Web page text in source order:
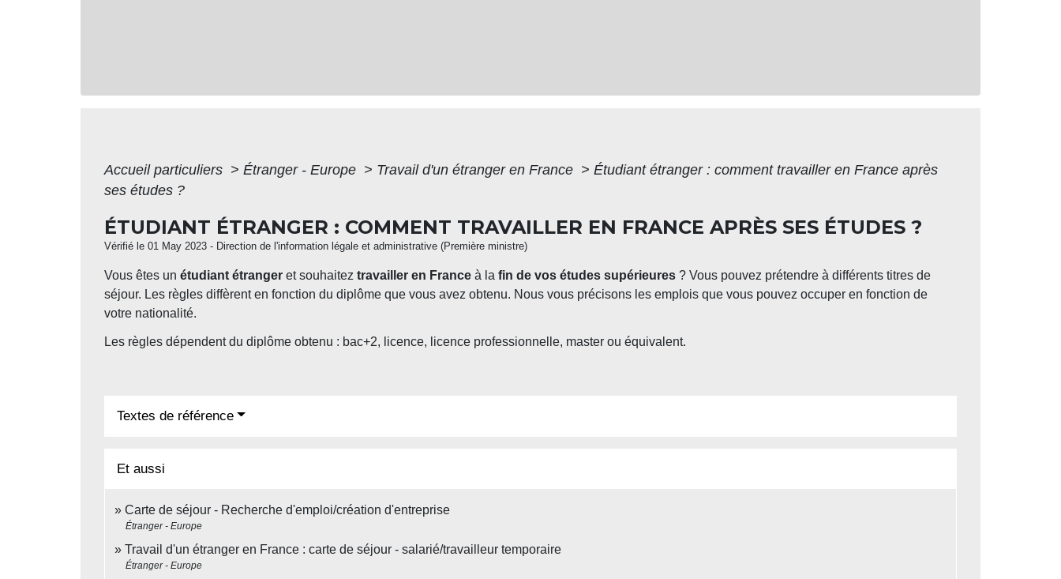
Accueil particuliers > Étranger - Europe > Travail d'un étranger en France > Étudiant étranger : comment travailler en France après
ses études ?
ÉTUDIANT ÉTRANGER : COMMENT TRAVAILLER EN FRANCE APRÈS SES ÉTUDES ?
Vérifié le 01 May 2023 - Direction de l'information légale et administrative (Première ministre)
Vous êtes un étudiant étranger et souhaitez travailler en France à la fin de vos études supérieures ? Vous pouvez prétendre à différents titres de
séjour. Les règles diffèrent en fonction du diplôme que vous avez obtenu. Nous vous précisons les emplois que vous pouvez occuper en fonction de
votre nationalité.
Les règles dépendent du diplôme obtenu : bac+2, licence, licence professionnelle, master ou équivalent.
Textes de référence
Et aussi
Carte de séjour - Recherche d'emploi/création d'entreprise
Étranger - Europe
Travail d'un étranger en France : carte de séjour - salarié/travailleur temporaire
Étranger - Europe